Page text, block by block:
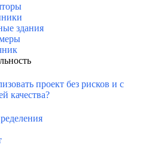
здания
проект без рисков и с
качества?